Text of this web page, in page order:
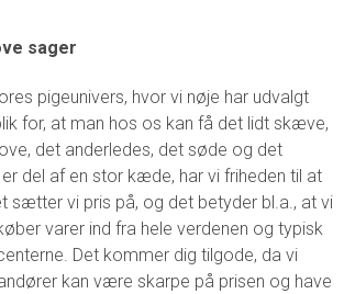
sager
pigeunivers, hvor vi nøje har udvalgt
for, at man hos os kan få det lidt skæve,
det anderledes, det søde og det
del af en stor kæde, har vi friheden til at
sætter vi pris på, og det betyder bl.a., at vi
varer ind fra hele verdenen og typisk
Det kommer dig tilgode, da vi
kan være skarpe på prisen og have